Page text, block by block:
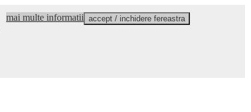
mai multe informatii accept / inchidere fereastra